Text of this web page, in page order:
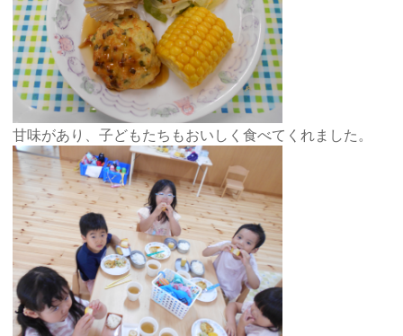
甘味があり、子どもたちもおいしく食べてくれました。